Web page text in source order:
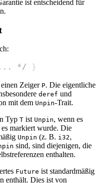
ist entscheidend für
*/ }
Zeiger P. Die eigentliche
deref und
mit dem Unpin-Trait.
Typ T ist Unpin, wenn es
markiert wurde. Die
Unpin (z. B. i32,
sind, sind diejenigen, die
enthalten.
Future ist standardmäßig
enthält. Dies ist von